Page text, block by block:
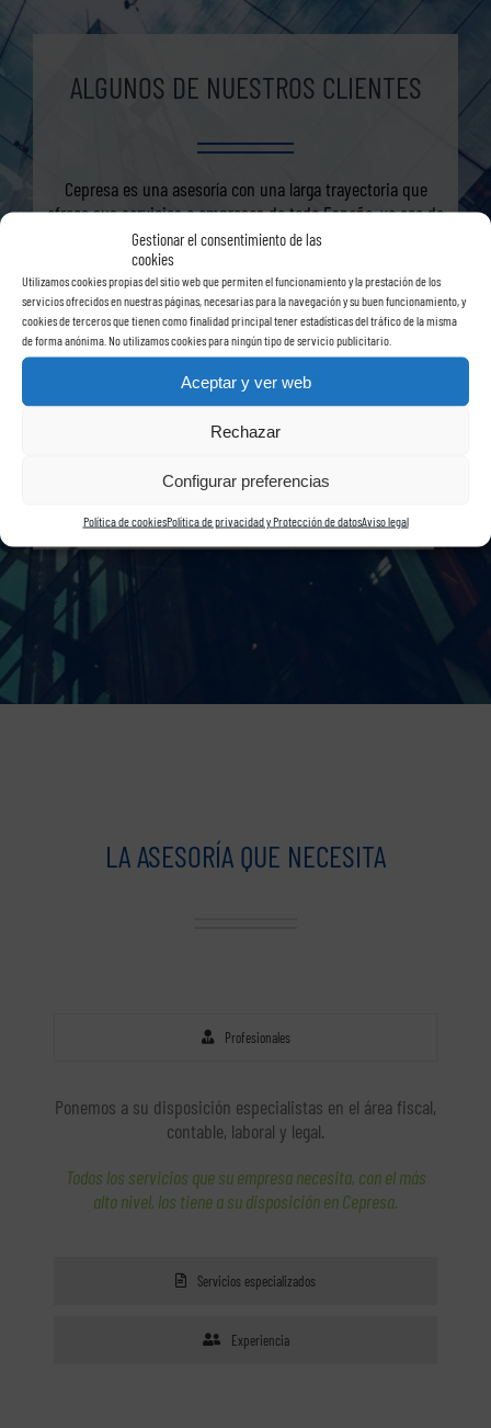
Gestionar el consentimiento de las
cookies
Utilizamos cookies propias del sitio web que permiten el funcionamiento y la prestación de los
servicios ofrecidos en nuestras páginas, necesarias para la navegación y su buen funcionamiento, y
cookies de terceros que tienen como finalidad principal tener estadísticas del tráfico de la misma
de forma anónima. No utilizamos cookies para ningún tipo de servicio publicitario.
Aceptar y ver web
Rechazar
Configurar preferencias
Política de cookiesPolítica de privacidad y Protección de datosAviso legal
ALGUNOS DE NUESTROS CLIENTES
Cepresa es una asesoría con una larga trayectoria que
ofrece sus servicios a empresas de toda España, ya sea de
manera permanente o puntual.
Son muy numerosas las empresas para las que trabajamos
y todas conocen nuestro compromiso para ofrecer siempre
el mejor servicio.
LA ASESORÍA QUE NECESITA
Profesionales
Ponemos a su disposición especialistas en el área fiscal,
contable, laboral y legal.
Todos los servicios que su empresa necesita, con el más
alto nivel, los tiene a su disposición en Cepresa.
Servicios especializados
Experiencia